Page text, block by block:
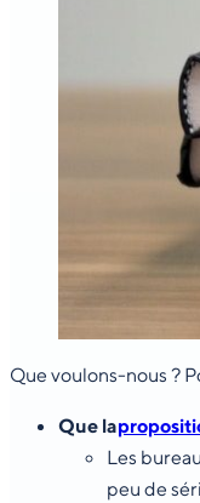
Que voulons-nous ?
Que la
Les
peu de